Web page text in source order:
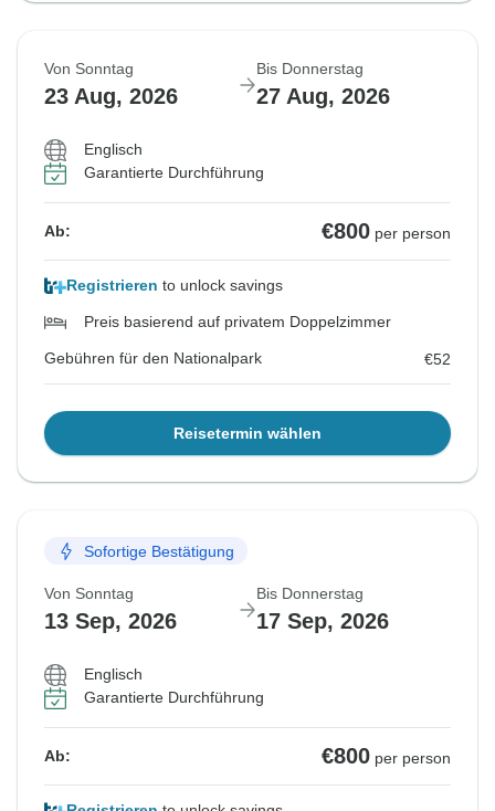
Von Sonntag
23 Aug, 2026
Bis Donnerstag
27 Aug, 2026
Englisch
Garantierte Durchführung
Ab: €800 per person
Registrieren to unlock savings
Preis basierend auf privatem Doppelzimmer
Gebühren für den Nationalpark €52
Reisetermin wählen
Sofortige Bestätigung
Von Sonntag
13 Sep, 2026
Bis Donnerstag
17 Sep, 2026
Englisch
Garantierte Durchführung
Ab: €800 per person